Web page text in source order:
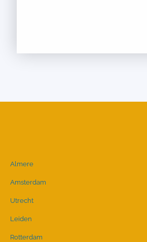
Almere
Amsterdam
Utrecht
Leiden
Rotterdam